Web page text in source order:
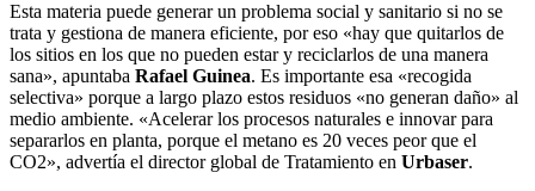
Esta materia puede generar un problema social y sanitario si no se
trata y gestiona de manera eficiente, por eso «hay que quitarlos de
los sitios en los que no pueden estar y reciclarlos de una manera
sana», apuntaba Rafael Guinea. Es importante esa «recogida
selectiva» porque a largo plazo estos residuos «no generan daño» al
medio ambiente. «Acelerar los procesos naturales e innovar para
separarlos en planta, porque el metano es 20 veces peor que el
CO2», advertía el director global de Tratamiento en Urbaser.